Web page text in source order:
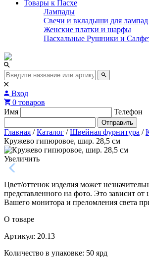
Товары к Пасхе
Лампады
Свечи и вкладыши для лампад
Женские платки и шарфы
Пасхальные Рушники и
Вход
0 товаров
Имя
Телефон
Отправить
Главная / Каталог / Швейная фурнитура /
Кружево гипюровое, шир. 28,5 см
Увеличить
Цвет/оттенок изделия может
представленного на фото. Это зависит от
Вашего монитора и преломления света
О товаре
Артикул: 20.13
Количество в упаковке: 50 ярд